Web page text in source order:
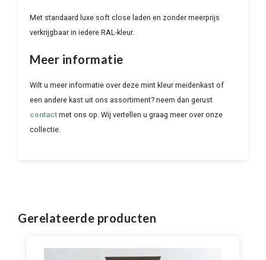
Met standaard luxe soft close laden en zonder meerprijs
verkrijgbaar in iedere RAL-kleur.
Meer informatie
Wilt u meer informatie over deze mint kleur meidenkast of
een andere kast uit ons assortiment? neem dan gerust
contact met ons op. Wij vertellen u graag meer over onze
collectie.
Gerelateerde producten